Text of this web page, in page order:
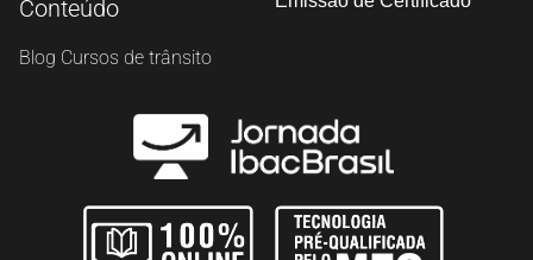
Conteúdo
Blog Cursos de trânsito